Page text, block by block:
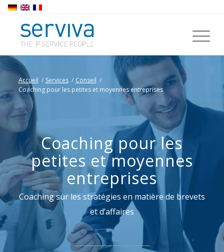
Accueil / Services / Conseil /
Coaching pour les petites et moyennes entreprises
Coaching pour les
petites et moyennes
entreprises
Coaching sur les stratégies en matière de brevets
et d’affaires